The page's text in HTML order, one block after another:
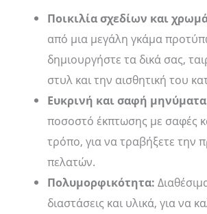
Ποικιλία σχεδίων και
από μια μεγάλη γκάμα
δημιουργήστε τα δικά σας,
στυλ και την αισθητική του
Ευκρινή και σαφή
ποσοστό έκπτωσης με σαφές
τρόπο, για να τραβήξετε την
πελατών.
Πολυμορφικότητα:
διαστάσεις και υλικά, για να